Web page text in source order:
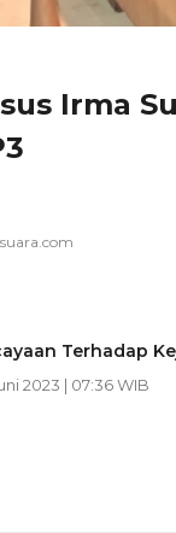
Irma
Terhadap
2023 | 07:36 WIB